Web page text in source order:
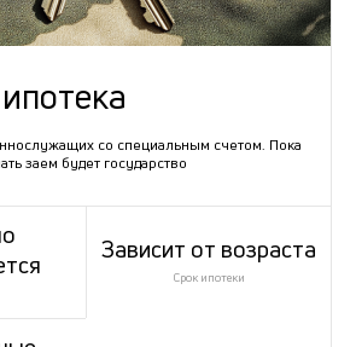
со специальным счетом. Пока
заем будет государство
Зависит от возраста
Срок ипотеки